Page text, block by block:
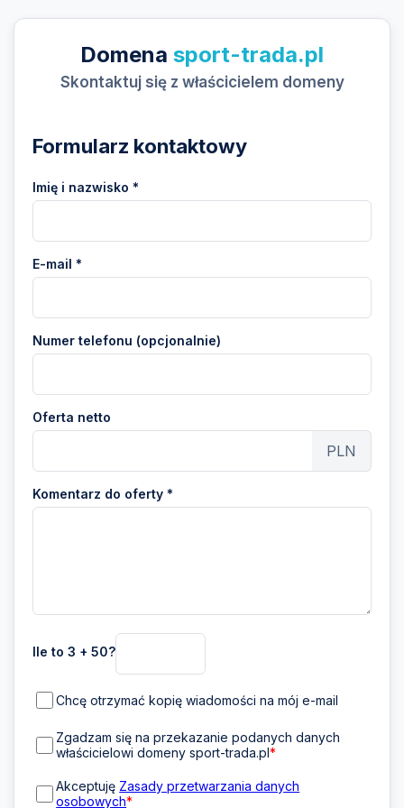
Domena sport-trada.pl
Skontaktuj się z właścicielem domeny
Formularz kontaktowy
Imię i nazwisko *
E-mail *
Numer telefonu (opcjonalnie)
Oferta netto
PLN
Komentarz do oferty *
Ile to 3 + 50?
Chcę otrzymać kopię wiadomości na mój e-mail
Zgadzam się na przekazanie podanych danych
właścicielowi domeny sport-trada.pl*
Akceptuję Zasady przetwarzania danych
osobowych*